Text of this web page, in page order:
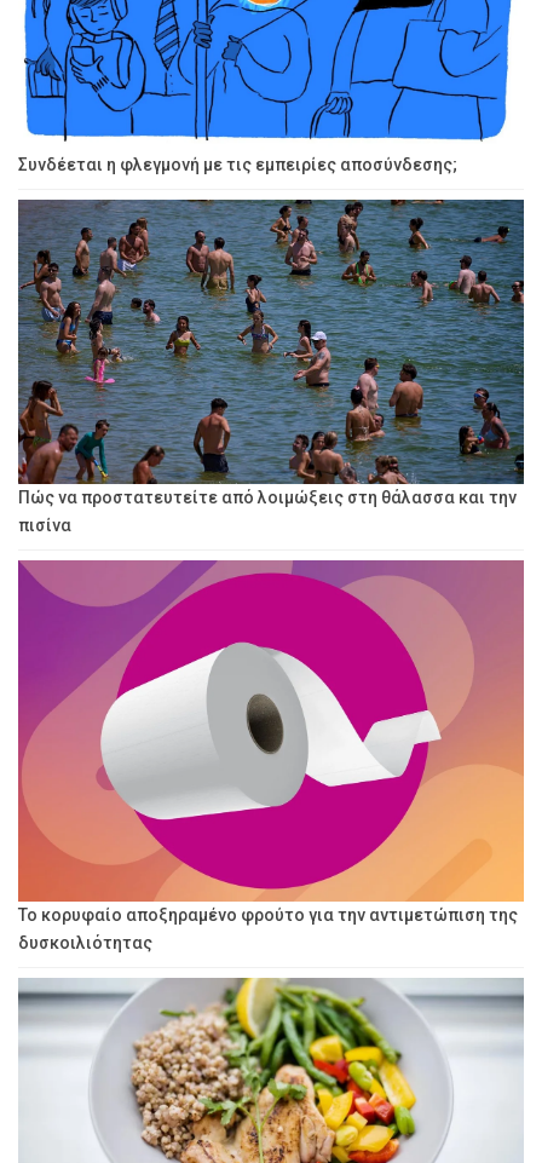
Συνδέεται η φλεγμονή με τις εμπειρίες αποσύνδεσης;
Πώς να προστατευτείτε από λοιμώξεις στη θάλασσα και την
πισίνα
Το κορυφαίο αποξηραμένο φρούτο για την αντιμετώπιση της
δυσκοιλιότητας